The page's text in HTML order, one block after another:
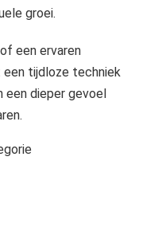
groei.
een ervaren
een tijdloze techniek
een dieper gevoel